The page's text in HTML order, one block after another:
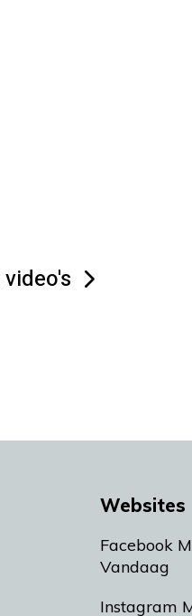
Websites
Facebook
Vandaag
Instagram